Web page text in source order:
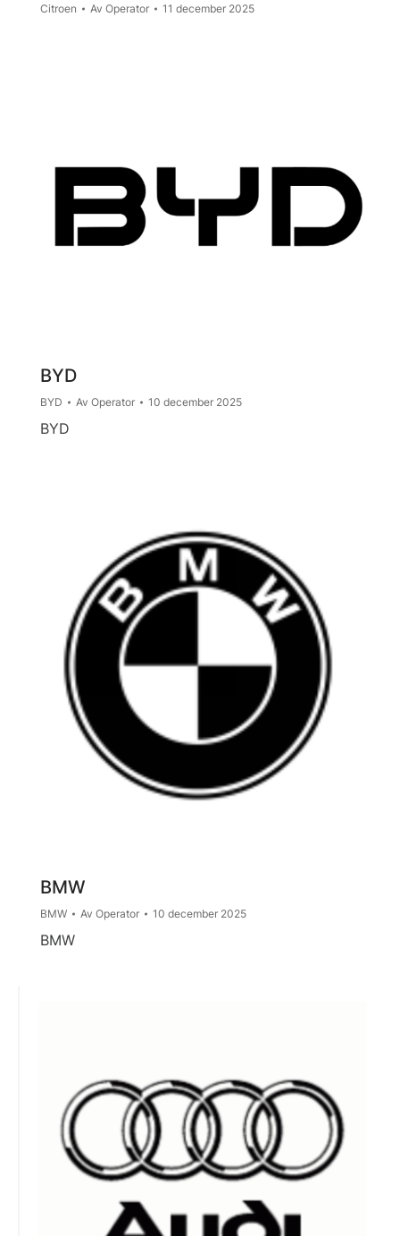
Citroen Av Operator 11 december 2025
BYD
BYD Av Operator 10 december 2025
BYD
BMW
BMW Av Operator 10 december 2025
BMW